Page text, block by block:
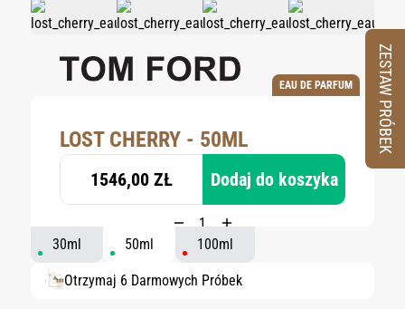
EAU DE PARFUM
LOST CHERRY - 50ML
1546,00 ZŁ Dodaj do koszyka
30ml 50ml 100ml
Otrzymaj 6 Darmowych Próbek
ZESTAW PRÓBEK